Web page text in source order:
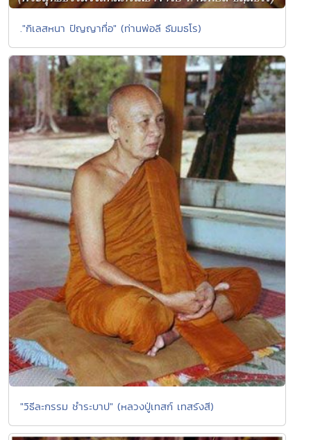
."กิเลสหนา ปัญญาทื่อ" (ท่านพ่อลี ธัมมธโร)
"วิธีละกรรม ชำระบาป" (หลวงปู่เทสก์ เทสรังสี)